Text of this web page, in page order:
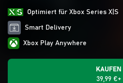
Optimiert für Xbox Series X|S
Smart Delivery
Xbox Play Anywhere
KAUFEN
39,99 €+